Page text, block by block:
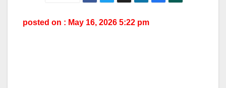
posted on : May 16, 2026 5:22 pm